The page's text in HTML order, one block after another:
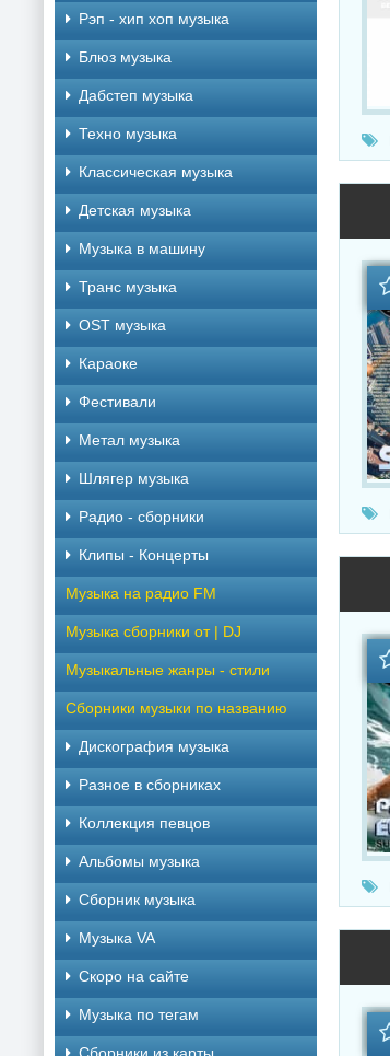
Рэп - хип хоп музыка
Блюз музыка
Дабстеп музыка
Техно музыка
Классическая музыка
Детская музыка
Музыка в машину
Транс музыка
OST музыка
Караоке
Фестивали
Метал музыка
Шлягер музыка
Радио - сборники
Клипы - Концерты
Музыка на радио FM
Музыка сборники от | DJ
Музыкальные жанры - стили
Сборники музыки по названию
Дискография музыка
Разное в сборниках
Коллекция певцов
Альбомы музыка
Сборник музыка
Музыка VA
Скоро на сайте
Музыка по тегам